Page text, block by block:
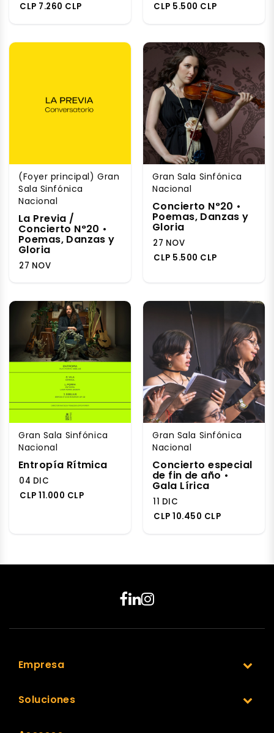
CLP 7.260 CLP
CLP 5.500 CLP
(Foyer principal) Gran
Sala Sinfónica
Nacional
La Previa /
Concierto N°20 •
Poemas, Danzas y
Gloria
27 NOV
Gran Sala Sinfónica
Nacional
Concierto N°20 •
Poemas, Danzas y
Gloria
27 NOV
CLP 5.500 CLP
Gran Sala Sinfónica
Nacional
Entropía Rítmica
04 DIC
CLP 11.000 CLP
Gran Sala Sinfónica
Nacional
Concierto especial
de fin de año •
Gala Lírica
11 DIC
CLP 10.450 CLP
Empresa
Soluciones